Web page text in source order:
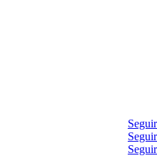
Seguir
Seguir
Seguir